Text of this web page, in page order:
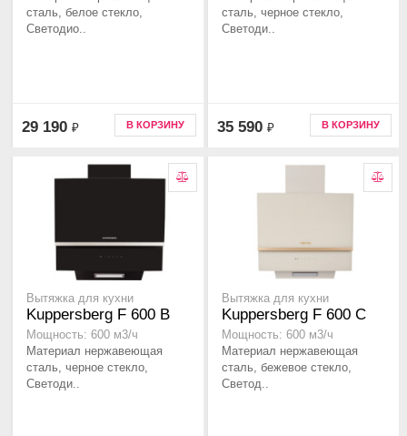
сталь, белое стекло,
Светодио..
29 190 ₽ В КОРЗИНУ
сталь, черное стекло,
Светоди..
35 590 ₽ В КОРЗИНУ
Вытяжка для кухни
Kuppersberg F 600 B
Мощность: 600 м3/ч
Материал нержавеющая
сталь, черное стекло,
Светоди..
Вытяжка для кухни
Kuppersberg F 600 C
Мощность: 600 м3/ч
Материал нержавеющая
сталь, бежевое стекло,
Светод..